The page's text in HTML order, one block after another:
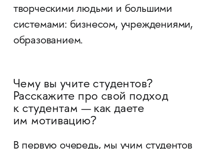
творческими людьми и большими
системами: бизнесом, учреждениями,
образованием.
Чему вы учите студентов?
Расскажите про свой подход
к студентам — как даете
им мотивацию?
В первую очередь, мы учим студентов